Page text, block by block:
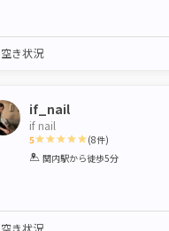
空き状況
if_nail
if nail
5
1 2 3 4 5
(8件)
関内駅から徒歩5分
空き状況